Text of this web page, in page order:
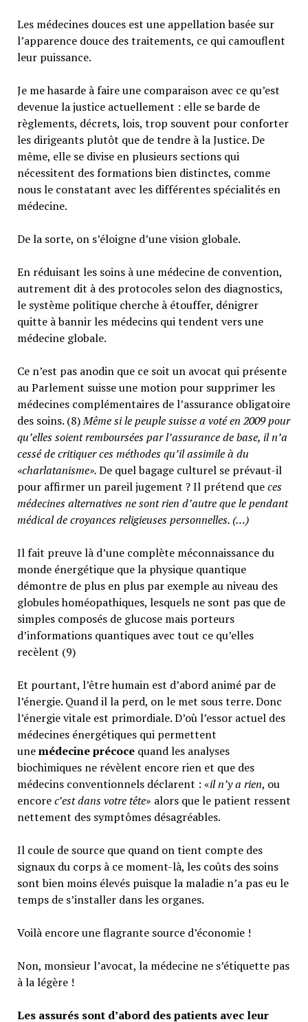
Les médecines douces est une appellation basée sur
l’apparence douce des traitements, ce qui camouflent
leur puissance.
Je me hasarde à faire une comparaison avec ce qu’est
devenue la justice actuellement : elle se barde de
règlements, décrets, lois, trop souvent pour conforter
les dirigeants plutôt que de tendre à la Justice. De
même, elle se divise en plusieurs sections qui
nécessitent des formations bien distinctes, comme
nous le constatant avec les différentes spécialités en
médecine.
De la sorte, on s’éloigne d’une vision globale.
En réduisant les soins à une médecine de convention,
autrement dit à des protocoles selon des diagnostics,
le système politique cherche à étouffer, dénigrer
quitte à bannir les médecins qui tendent vers une
médecine globale.
Ce n’est pas anodin que ce soit un avocat qui présente
au Parlement suisse une motion pour supprimer les
médecines complémentaires de l’assurance obligatoire
des soins. (8)Même si le peuple suisse a voté en 2009 pour
qu’elles soient remboursées par l’assurance de base, il n’a
cessé de critiquer ces méthodes qu’il assimile à du
«charlatanisme».De quel bagage culturel se prévaut-il
pour affirmer un pareil jugement ? Il prétend queces
médecines alternatives ne sont rien d’autre que le pendant
médical de croyances religieuses personnelles. (…)
Il fait preuve là d’une complète méconnaissance du
monde énergétique que la physique quantique
démontre de plus en plus par exemple au niveau des
globules homéopathiques, lesquels ne sont pas que de
simples composés de glucose mais porteurs
d’informations quantiques avec tout ce qu’elles
recèlent (9)
Et pourtant, l’être humain est d’abord animé par de
l’énergie. Quand il la perd, on le met sous terre. Donc
l’énergie vitale est primordiale. D’où l’essor actuel des
médecines énergétiques qui permettent
unemédecine précoce quand les analyses
biochimiques ne révèlent encore rien et que des
médecins conventionnels déclarent : «il n’y a rien, ou
encorec’est dans votre tête» alors que le patient ressent
nettement des symptômes désagréables.
Il coule de source que quand on tient compte des
signaux du corps à ce moment-là, les coûts des soins
sont bien moins élevés puisque la maladie n’a pas eu le
temps de s’installer dans les organes.
Voilà encore une flagrante source d’économie !
Non, monsieur l’avocat, la médecine ne s’étiquette pas
à la légère !
Les assurés sont d’abord des patients avec leur